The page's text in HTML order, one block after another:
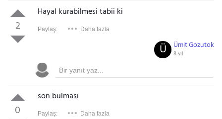
2
Hayal kurabilmesi tabii ki
Paylaş: Daha fazla
Ümit Gozutok
8 yıl
Ü
0
son bulması
Paylaş: Daha fazla